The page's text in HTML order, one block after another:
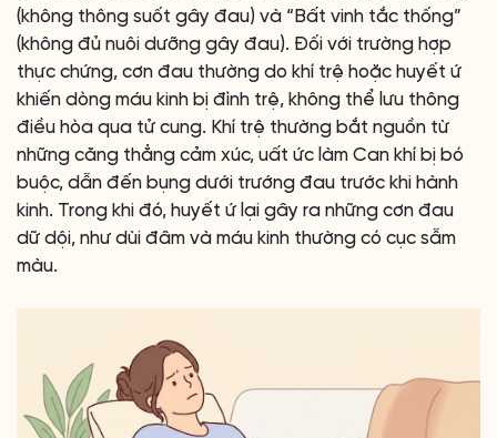
(không thông suốt gây đau) và “Bất vinh tắc thống”
(không đủ nuôi dưỡng gây đau). Đối với trường hợp
thực chứng, cơn đau thường do khí trệ hoặc huyết ứ
khiến dòng máu kinh bị đình trệ, không thể lưu thông
điều hòa qua tử cung. Khí trệ thường bắt nguồn từ
những căng thẳng cảm xúc, uất ức làm Can khí bị bó
buộc, dẫn đến bụng dưới trướng đau trước khi hành
kinh. Trong khi đó, huyết ứ lại gây ra những cơn đau
dữ dội, như dùi đâm và máu kinh thường có cục sẫm
màu.